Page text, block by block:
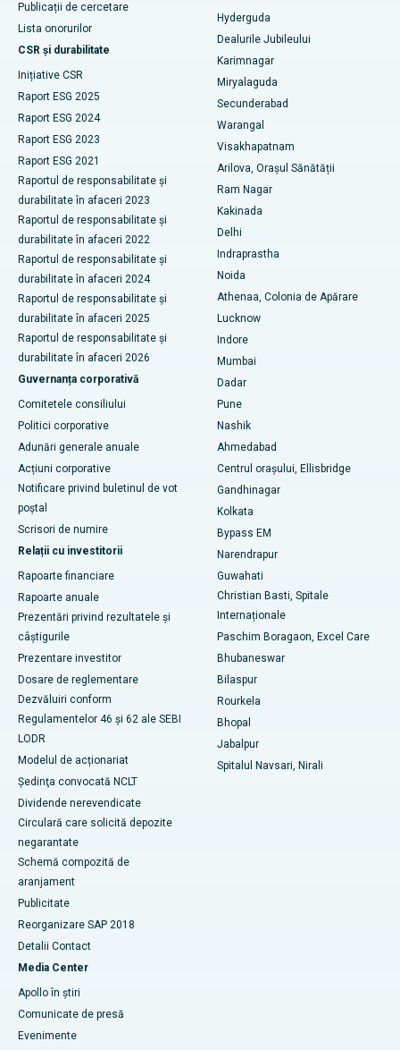
Cel mai bun spital din GS Road, Guwahati
Cel mai bun spital din Hyderguda, Hyderabad
Cel mai bun spital din Vijay Nagar, Indore
Cel mai bun spital din Suryaraopeta Main Road, Kakinada
Cel mai bun spital din Canal Circular Road, Kolkata
Cel mai bun spital din CBD-ul Belapur, Navi Mumbai
Cel mai bun spital din Panchavati, Nashik
Cel mai bun spital din Secunderabad, Hyderabad
Cel mai bun spital din Seshadripuram, Bangalore
Cel mai bun spital din Waltair Main Road, Visakhapatnam
Cel mai bun spital din Subhash Nagar Road, Karimnagar
Cel mai bun spital din Managari, Karaikudi
Cel mai bun spital din Arepally, Warangal
Cel mai bun spital din colonia Arera, Bhopal
Cel mai bun spital din Jayanagar, Bangalore
Cel mai bun spital din KK Nagar, Madurai
Cel mai bun spital din Ramji Nagar, Nellore
Cel mai bun spital din sectorul 19, Rourkela
Cel mai bun spital din Swargate, Pune
Cel mai bun spital de cancer pentru femei din sudul Delhi
Stimularea creierului profund
Biopsia rinichilor
paratiroidectomia
Chirurgie citoreductivă
Înlocuire totală de genunchi din ceramică
ERCP
Publicații de cercetare
Lista onorurilor
CSR și durabilitate
Inițiative CSR
Raport ESG 2025
Raport ESG 2024
Raport ESG 2023
Raport ESG 2021
Raportul de responsabilitate și
durabilitate în afaceri 2023
Raportul de responsabilitate și
durabilitate în afaceri 2022
Raportul de responsabilitate și
durabilitate în afaceri 2024
Raportul de responsabilitate și
durabilitate în afaceri 2025
Raportul de responsabilitate și
durabilitate în afaceri 2026
Guvernanța corporativă
Comitetele consiliului
Politici corporative
Adunări generale anuale
Acțiuni corporative
Notificare privind buletinul de vot
poștal
Scrisori de numire
Relații cu investitorii
Rapoarte financiare
Rapoarte anuale
Prezentări privind rezultatele și
câștigurile
Prezentare investitor
Dosare de reglementare
Dezvăluiri conform
Regulamentelor 46 și 62 ale SEBI
LODR
Modelul de acționariat
Şedinţa convocată NCLT
Dividende nerevendicate
Circulară care solicită depozite
negarantate
Schemă compozită de
aranjament
Publicitate
Reorganizare SAP 2018
Detalii Contact
Media Center
Apollo în știri
Comunicate de presă
Evenimente
Hyderguda
Dealurile Jubileului
Karimnagar
Miryalaguda
Secunderabad
Warangal
Visakhapatnam
Arilova, Orașul Sănătății
Ram Nagar
Kakinada
Delhi
Indraprastha
Noida
Athenaa, Colonia de Apărare
Lucknow
Indore
Mumbai
Dadar
Pune
Nashik
Ahmedabad
Centrul orașului, Ellisbridge
Gandhinagar
Kolkata
Bypass EM
Narendrapur
Guwahati
Christian Basti, Spitale
Internaționale
Paschim Boragaon, Excel Care
Bhubaneswar
Bilaspur
Rourkela
Bhopal
Jabalpur
Spitalul Navsari, Nirali